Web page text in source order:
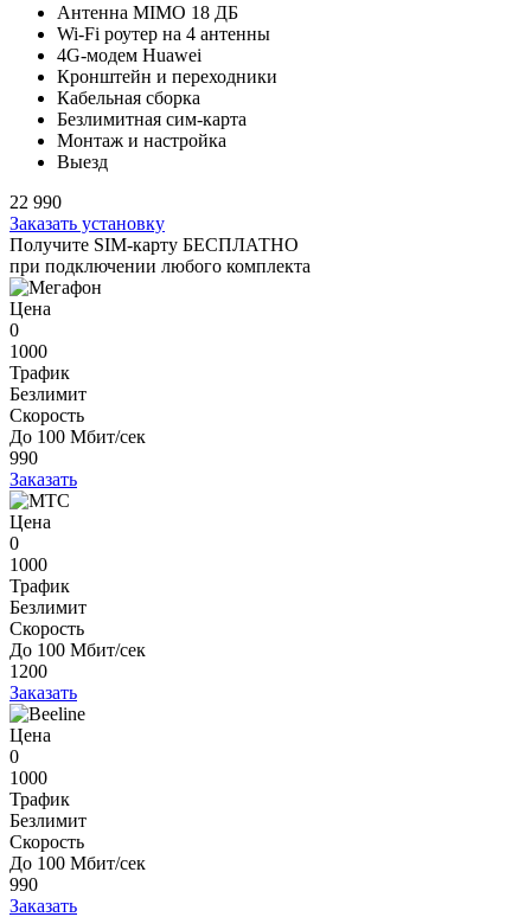
Антенна MIMO 18 ДБ
Wi-Fi роутер на 4 антенны
4G-модем Huawei
Кронштейн и переходники
Кабельная сборка
Безлимитная сим-карта
Монтаж и настройка
Выезд
22 990
Заказать установку
Получите SIM-карту БЕСПЛАТНО
при подключении любого комплекта
Цена
0
1000
Трафик
Безлимит
Скорость
До 100 Мбит/сек
990
Заказать
Цена
0
1000
Трафик
Безлимит
Скорость
До 100 Мбит/сек
1200
Заказать
Цена
0
1000
Трафик
Безлимит
Скорость
До 100 Мбит/сек
990
Заказать